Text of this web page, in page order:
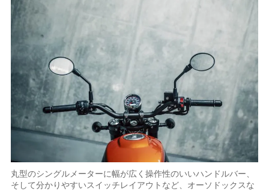
丸型のシングルメーターに幅が広く操作性のいいハンドルバー、
そして分かりやすいスイッチレイアウトなど、オーソドックスな